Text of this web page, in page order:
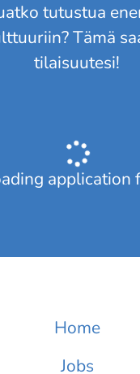
tutustua
Tämä
tilaisuutesi!
application
Home
Jobs